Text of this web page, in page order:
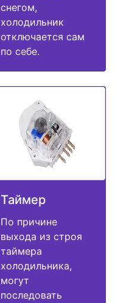
снегом,
холодильник
отключается сам
по себе.
Таймер
По причине
выхода из строя
таймера
холодильника,
могут
последовать